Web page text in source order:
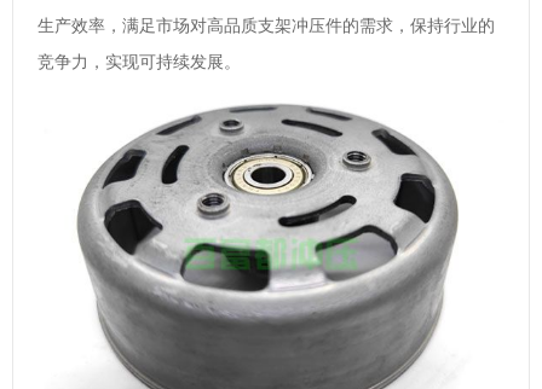
生产效率，满足市场对高品质支架冲压件的需求，保持行业的
竞争力，实现可持续发展。